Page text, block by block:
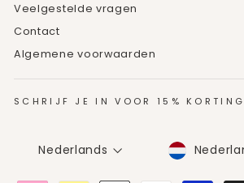
Veelgestelde vragen
Contact
Algemene voorwaarden
SCHRIJF JE IN VOOR 15%
TAAL
Nederlands